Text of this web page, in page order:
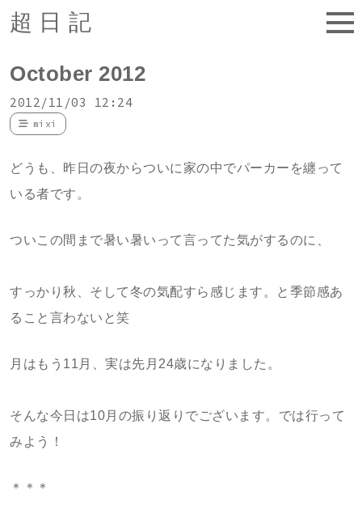
超日記
October 2012
2012/11/03 12:24
mixi
どうも、昨日の夜からついに家の中でパーカーを纏って
いる者です。
ついこの間まで暑い暑いって言ってた気がするのに、
すっかり秋、そして冬の気配すら感じます。と季節感あ
ること言わないと笑
月はもう11月、実は先月24歳になりました。
そんな今日は10月の振り返りでございます。では行って
みよう！
＊＊＊